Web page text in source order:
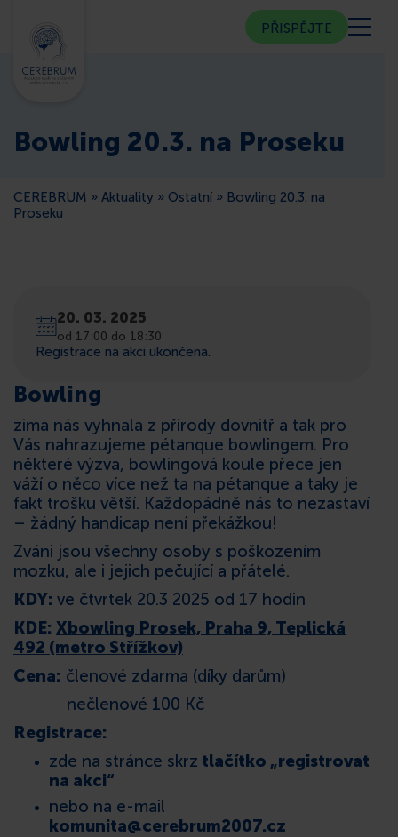
KOMUNITNÍ CENTRUM
PORADNA
ČLENSTVÍ
KONTAKT
PŘISPĚJTE
Bowling 20.3. na Proseku
CEREBRUM » Aktuality » Ostatní » Bowling 20.3. na
Proseku
20. 03. 2025
od 17:00 do 18:30
Registrace na akci ukončena.
Bowling
zima nás vyhnala z přírody dovnitř a tak pro
Vás nahrazujeme pétanque bowlingem. Pro
některé výzva, bowlingová koule přece jen
váží o něco více než ta na pétanque a taky je
fakt trošku větší. Každopádně nás to nezastaví
– žádný handicap není překážkou!
Zváni jsou všechny osoby s poškozením
mozku, ale i jejich pečující a přátelé.
KDY: ve čtvrtek 20.3 2025 od 17 hodin
KDE: Xbowling Prosek, Praha 9, Teplická
492 (metro Střížkov)
Cena: členové zdarma (díky darům)
nečlenové 100 Kč
Registrace:
zde na stránce skrz tlačítko „registrovat
na akci“
nebo na e-mail
komunita@cerebrum2007.cz